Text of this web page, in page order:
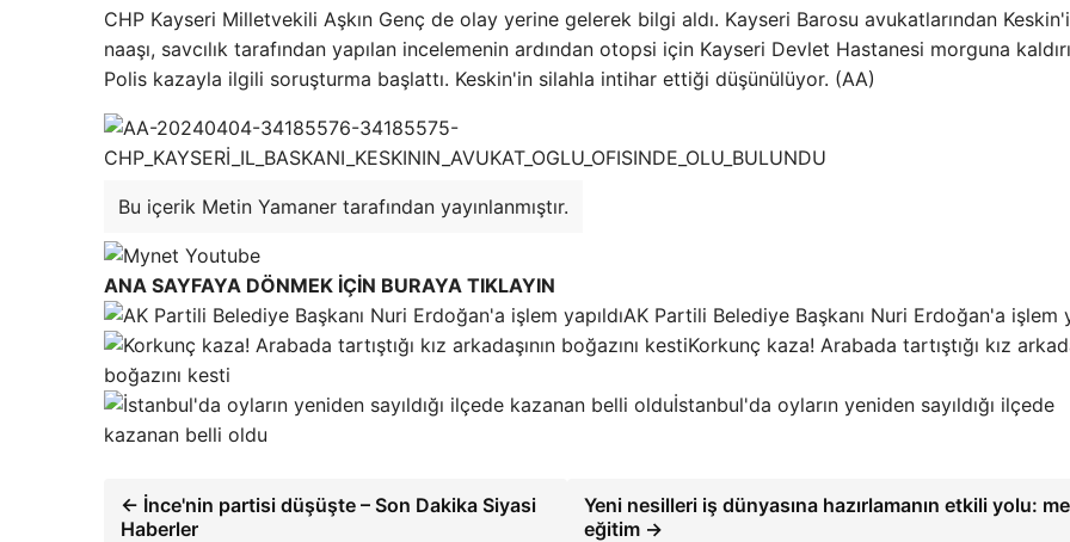
CHP Kayseri Milletvekili Aşkın Genç de olay yerine gelerek bilgi aldı. Kayseri Barosu avukatlarından
naaşı, savcılık tarafından yapılan incelemenin ardından otopsi için Kayseri Devlet Hastanesi morguna
Polis kazayla ilgili soruşturma başlattı. Keskin'in silahla intihar ettiği düşünülüyor. (AA)
Bu içerik Metin Yamaner tarafından yayınlanmıştır.
ANA SAYFAYA DÖNMEK İÇİN BURAYA TIKLAYIN
AK Partili Belediye Başkanı Nuri Erdoğan'a işlem
Korkunç kaza! Arabada tartıştığı kız
boğazını kesti
İstanbul'da oyların yeniden sayıldığı ilçede
kazanan belli oldu
← İnce'nin partisi düşüşte – Son Dakika Siyasi
Haberler
Yeni nesilleri iş dünyasına hazırlamanın etkili yolu:
eğitim →